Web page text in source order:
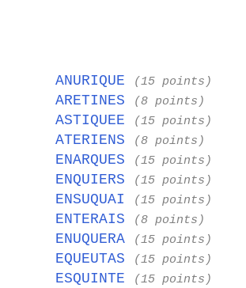
ANURIQUE (15 points)
ARETINES (8 points)
ASTIQUEE (15 points)
ATERIENS (8 points)
ENARQUES (15 points)
ENQUIERS (15 points)
ENSUQUAI (15 points)
ENTERAIS (8 points)
ENUQUERA (15 points)
EQUEUTAS (15 points)
ESQUINTE (15 points)